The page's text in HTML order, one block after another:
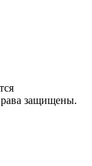
защищены.